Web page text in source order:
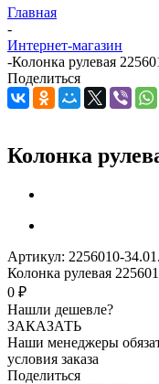
Главная
-
Интернет-магазин
-Колонка рулевая
Поделиться
Колонка
Артикул: 2256010-
Колонка рулевая
0 ₽
Нашли дешевле?
ЗАКАЗАТЬ
Наши менеджеры
условия заказа
Поделиться